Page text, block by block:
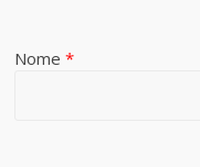
Nome*